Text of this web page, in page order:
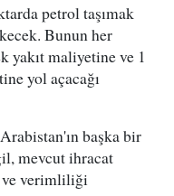
petrol taşımak
Bunun her
yakıt maliyetine ve 1
yol açacağı
başka bir
mevcut ihracat
ve verimliliği